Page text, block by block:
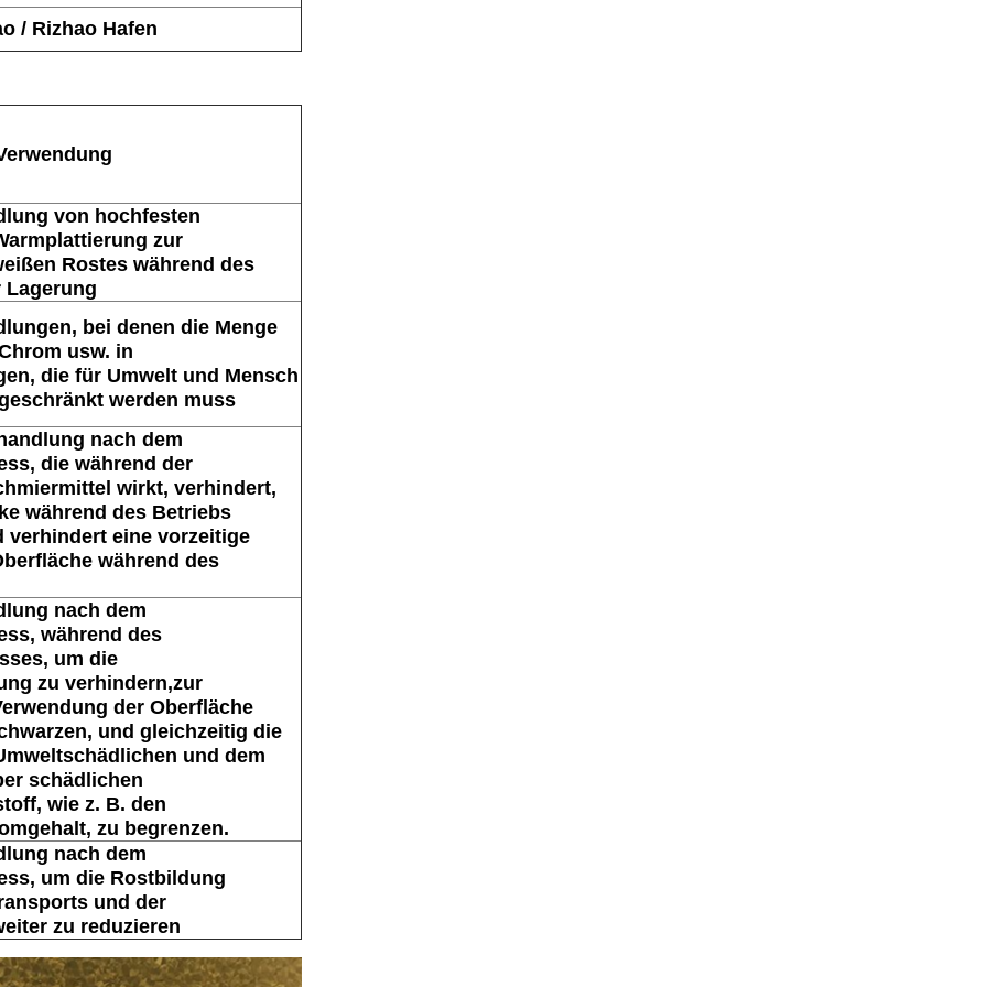
/ Rizhao Hafen
von hochfesten
zur
Rostes während des
Lagerung
bei denen die Menge
usw. in
die für Umwelt und Mensch
werden muss
nach dem
die während der
wirkt, verhindert,
während des Betriebs
verhindert eine vorzeitige
während des
nach dem
während des
um die
zu verhindern,zur
der Oberfläche
und gleichzeitig die
und dem
schädlichen
wie z. B. den
zu begrenzen.
nach dem
um die Rostbildung
und der
zu reduzieren